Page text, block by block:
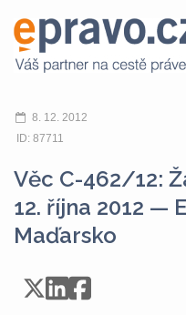
8. 12. 2012
ID: 87711
Věc C-462/12:
12. října 2012 —
Maďarsko